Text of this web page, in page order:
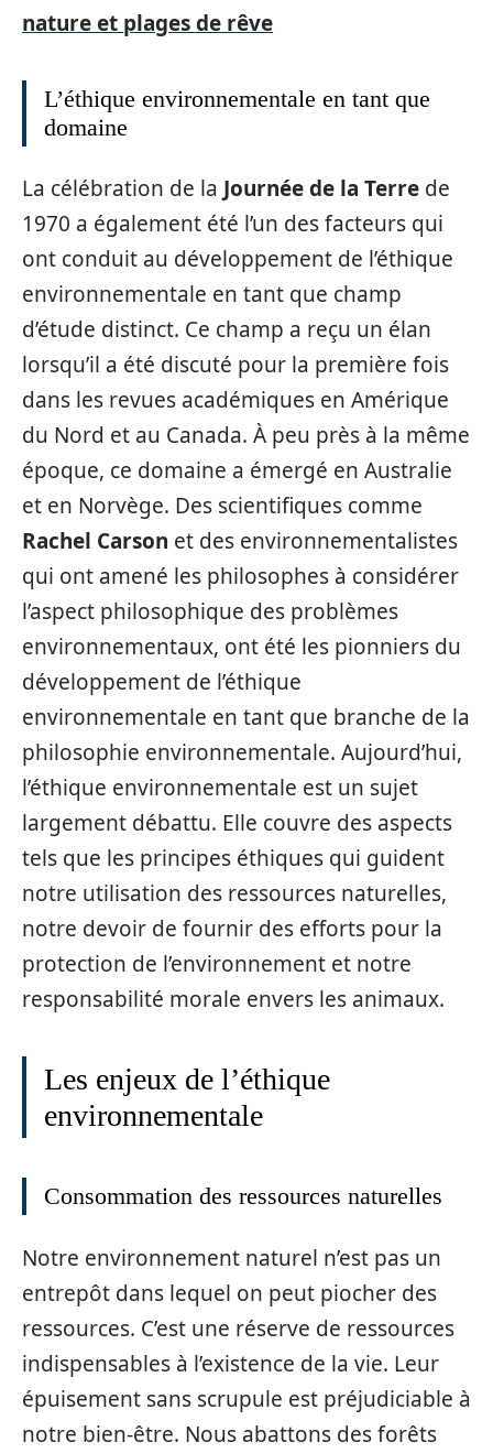
nature et plages de rêve
L’éthique environnementale en tant que
domaine
La célébration de la Journée de la Terre de
1970 a également été l’un des facteurs qui
ont conduit au développement de l’éthique
environnementale en tant que champ
d’étude distinct. Ce champ a reçu un élan
lorsqu’il a été discuté pour la première fois
dans les revues académiques en Amérique
du Nord et au Canada. À peu près à la même
époque, ce domaine a émergé en Australie
et en Norvège. Des scientifiques comme
Rachel Carson et des environnementalistes
qui ont amené les philosophes à considérer
l’aspect philosophique des problèmes
environnementaux, ont été les pionniers du
développement de l’éthique
environnementale en tant que branche de la
philosophie environnementale. Aujourd’hui,
l’éthique environnementale est un sujet
largement débattu. Elle couvre des aspects
tels que les principes éthiques qui guident
notre utilisation des ressources naturelles,
notre devoir de fournir des efforts pour la
protection de l’environnement et notre
responsabilité morale envers les animaux.
Les enjeux de l’éthique
environnementale
Consommation des ressources naturelles
Notre environnement naturel n’est pas un
entrepôt dans lequel on peut piocher des
ressources. C’est une réserve de ressources
indispensables à l’existence de la vie. Leur
épuisement sans scrupule est préjudiciable à
notre bien-être. Nous abattons des forêts